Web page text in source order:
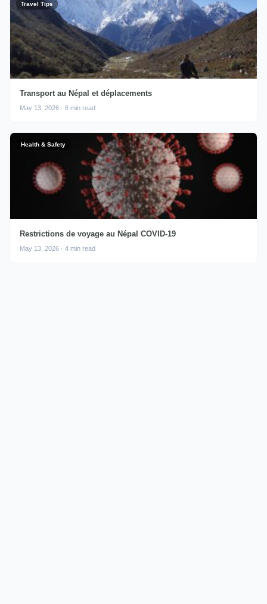
Travel Tips
Transport au Népal et déplacements
May 13, 2026 · 6 min read
Health & Safety
Restrictions de voyage au Népal COVID-19
May 13, 2026 · 4 min read